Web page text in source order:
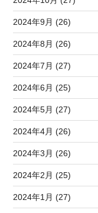
2024年9月 (26)
2024年8月 (26)
2024年7月 (27)
2024年6月 (25)
2024年5月 (27)
2024年4月 (26)
2024年3月 (26)
2024年2月 (25)
2024年1月 (27)